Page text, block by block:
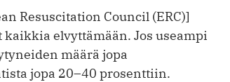
Resuscitation Council (ERC)]
elvyttämään. Jos useampi
määrä jopa
jopa 20–40 prosenttiin.